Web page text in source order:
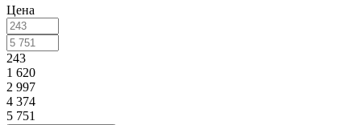
Цена
243
1 620
2 997
4 374
5 751